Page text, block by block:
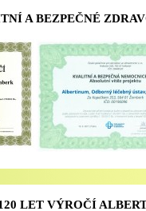
A BEZPEČNÉ
LET VÝROČÍ